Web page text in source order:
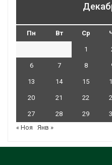
Пн Вт Ср
1
6 7 8
13 14 15
20 21 22
27 28 29
« Ноя
Янв »